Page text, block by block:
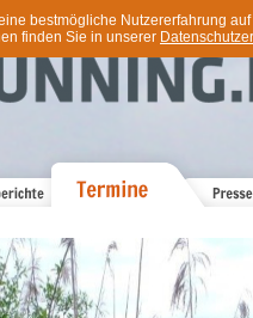
bestmögliche Nutzererfahrung
finden Sie in unserer